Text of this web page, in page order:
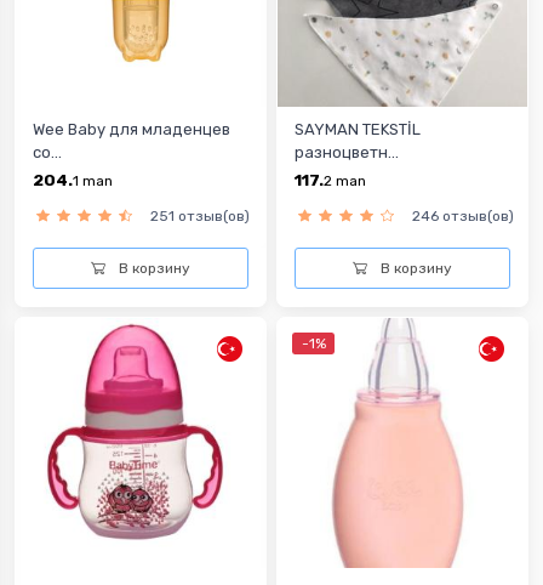
Wee Baby для младенцев
со...
204.1 man
251 отзыв(ов)
В корзину
SAYMAN TEKSTİL
разноцветн...
117.2 man
246 отзыв(ов)
В корзину
-1%